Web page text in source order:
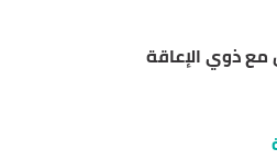
مع ذوي الإعاقة